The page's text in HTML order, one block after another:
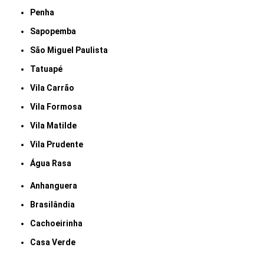
Penha
Sapopemba
São Miguel Paulista
Tatuapé
Vila Carrão
Vila Formosa
Vila Matilde
Vila Prudente
Água Rasa
Anhanguera
Brasilândia
Cachoeirinha
Casa Verde